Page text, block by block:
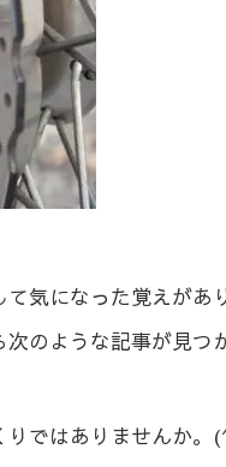
気になった覚えがあ
のような記事が見つ
りではありませんか。